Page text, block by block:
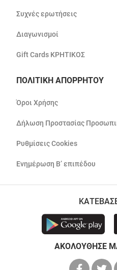
Συχνές ερωτήσεις
Διαγωνισμοί
Gift Cards ΚΡΗΤΙΚΟΣ
ΠΟΛΙΤΙΚΗ ΑΠΟΡΡΗΤΟΥ
Όροι Χρήσης
Δήλωση Προστασίας
Ρυθμίσεις Cookies
Ενημέρωση Β’ επιπέδου
ΑΚΟΛΟΥΘΗΣΕ